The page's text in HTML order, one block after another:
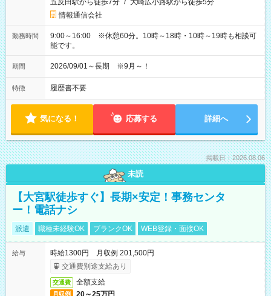
五反田駅から徒歩7分 / 大崎広小路駅から徒歩5分
情報通信会社
勤務時間
9:00～16:00 ※休憩60分。10時～18時・10時～19時も相談可
能です。
期間 2026/09/01～長期 ※9月～！
特徴 履歴書不要
気になる！ 応募する 詳細へ
掲載日：2026.08.06
未読
【大宮駅徒歩すぐ】長期×安定！事務センタ
ー！電話ナシ
派遣 職種未経験OK ブランクOK WEB登録・面接OK
給与
時給1300円 月収例 201,500円
交通費別途支給あり
交通費 全額支給
月収例 20～25万円